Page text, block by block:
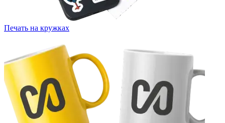
Печать на кружках